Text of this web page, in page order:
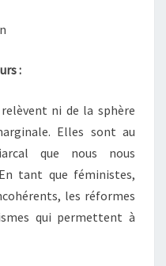
:
ni de la sphère
Elles sont au
que nous nous
tant que féministes,
les réformes
qui permettent à